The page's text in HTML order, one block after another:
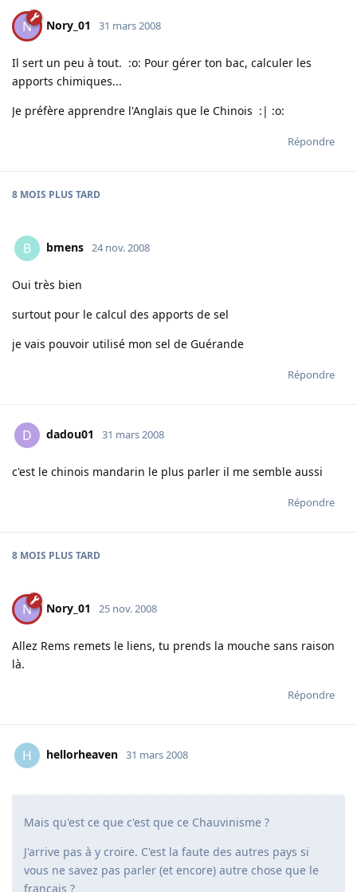
N Nory_01 31 mars 2008
Il sert un peu à tout. :o: Pour gérer ton bac, calculer les
apports chimiques...
Je préfère apprendre l'Anglais que le Chinois :| :o:
Répondre
8 MOIS PLUS TARD
B bmens 24 nov. 2008
Oui très bien
surtout pour le calcul des apports de sel
je vais pouvoir utilisé mon sel de Guérande
Répondre
D dadou01 31 mars 2008
c'est le chinois mandarin le plus parler il me semble aussi
Répondre
8 MOIS PLUS TARD
N Nory_01 25 nov. 2008
Allez Rems remets le liens, tu prends la mouche sans raison
là.
Répondre
H hellorheaven 31 mars 2008
Mais qu'est ce que c'est que ce Chauvinisme ?
J'arrive pas à y croire. C'est la faute des autres pays si
vous ne savez pas parler (et encore) autre chose que le
français ?